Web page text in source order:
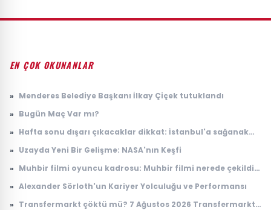
EN ÇOK OKUNANLAR
» Menderes Belediye Başkanı İlkay Çiçek tutuklandı
» Bugün Maç Var mı?
» Hafta sonu dışarı çıkacaklar dikkat: İstanbul'a sağanak
» Uzayda Yeni Bir Gelişme: NASA'nın Keşfi
» Muhbir filmi oyuncu kadrosu: Muhbir filmi nerede çekildi,
» Alexander Sörloth'un Kariyer Yolculuğu ve Performansı
» Transfermarkt çöktü mü? 7 Ağustos 2026 Transfermarkt